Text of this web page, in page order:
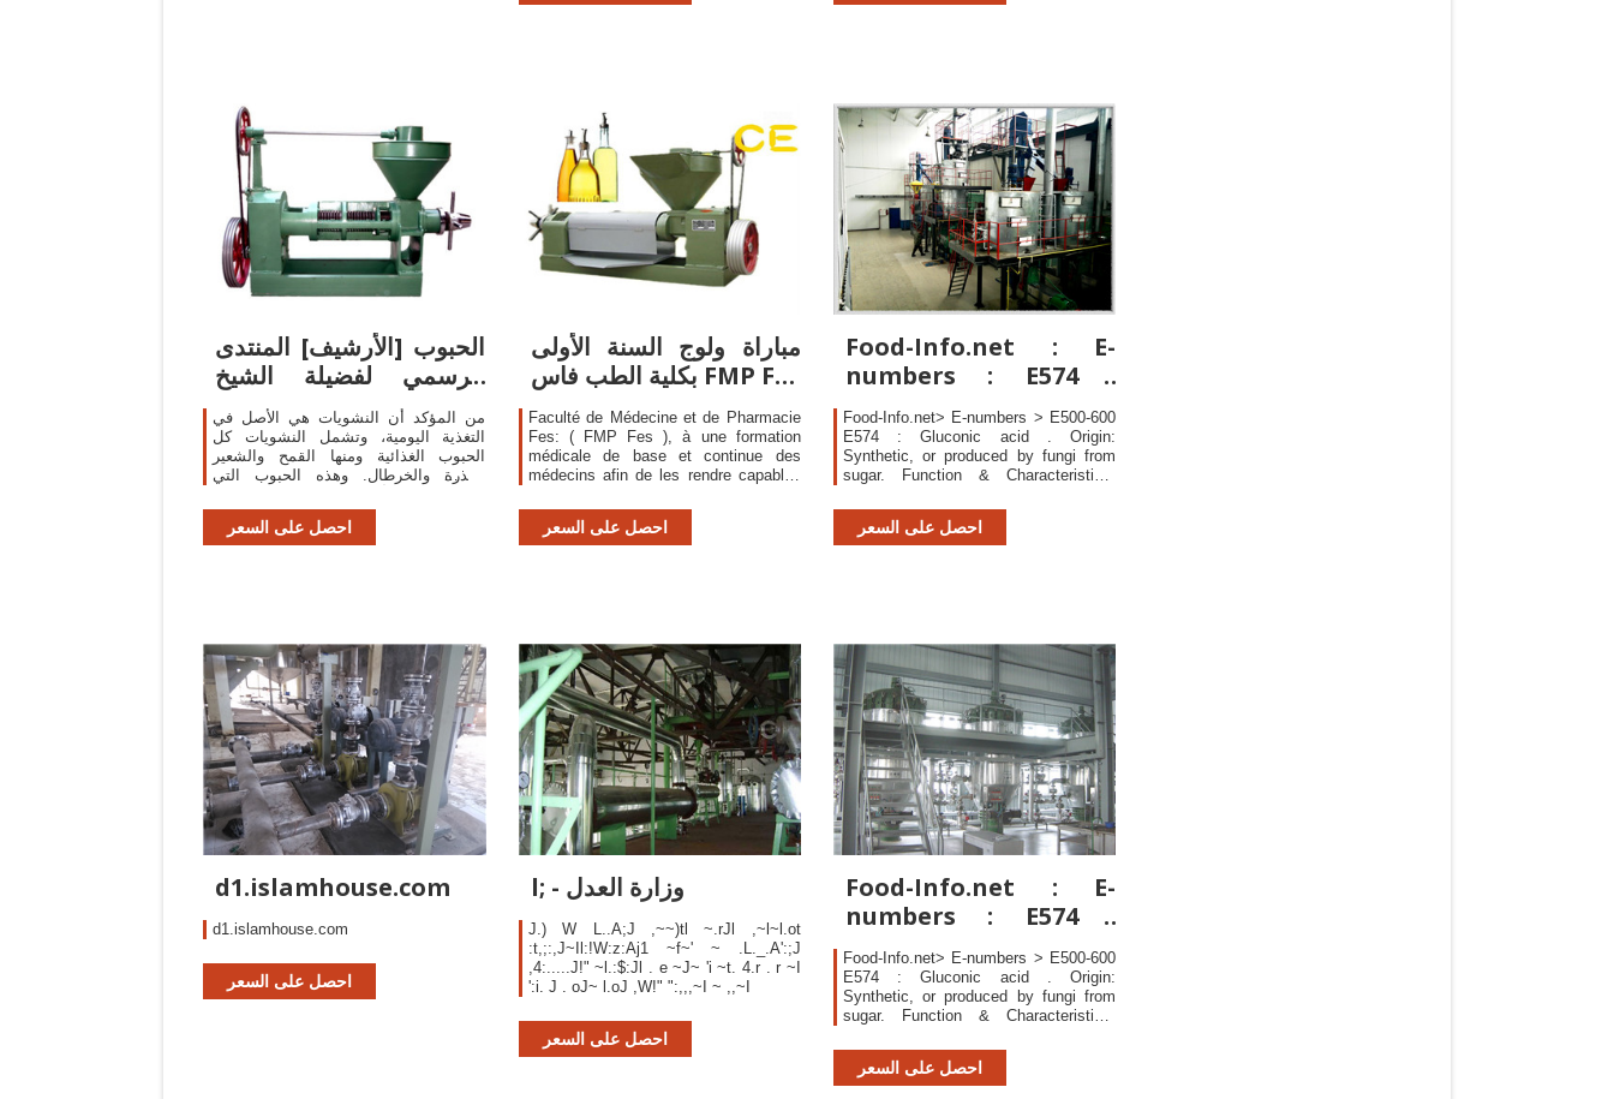
الحبوب [الأرشيف] المنتدى
الرسمي لفضيلة الشيخ
الدكتور
من المؤكد أن النشويات هي الأصل في
التغذية اليومية، وتشمل النشويات كل
الحبوب الغذائية ومنها القمح والشعير
والذرة والخرطال. وهذه الحبوب التي
احصل على السعر
مباراة ولوج السنة الأولى
بكلية الطب فاس FMP Fes
2017
Faculté de Médecine et de Pharmacie
Fes: ( FMP Fes ), à une formation
médicale de base et continue des
médecins afin de les rendre capables
la population selon les standards
internationaux de qualité développer la
احصل على السعر
Food-Info.net : E-
numbers : E574 :
Gluconic acid
Food-Info.net> E-numbers > E500-600
E574 : Gluconic acid . Origin:
Synthetic, or produced by fungi from
sugar. Function & Characteristics:
احصل على السعر
d1.islamhouse.com
d1.islamhouse.com
احصل على السعر
l; - وزارة العدل
J.) W L..A;J ,~~)tl ~.rJl ,~l~l.ot
:t,;:,J~Il:!W:z:Aj1 ~f~' ~ .L._.A':;J
,4:.....J!" ~l.:$:Jl . e ~J~ 'i ~t. 4.r . r ~I
':i. J . oJ~ l.oJ ,W!" ":,,,~I ~ ,,~I
احصل على السعر
Food-Info.net : E-
numbers : E574 :
Gluconic acid
Food-Info.net> E-numbers > E500-600
E574 : Gluconic acid . Origin:
Synthetic, or produced by fungi from
sugar. Function & Characteristics:
احصل على السعر